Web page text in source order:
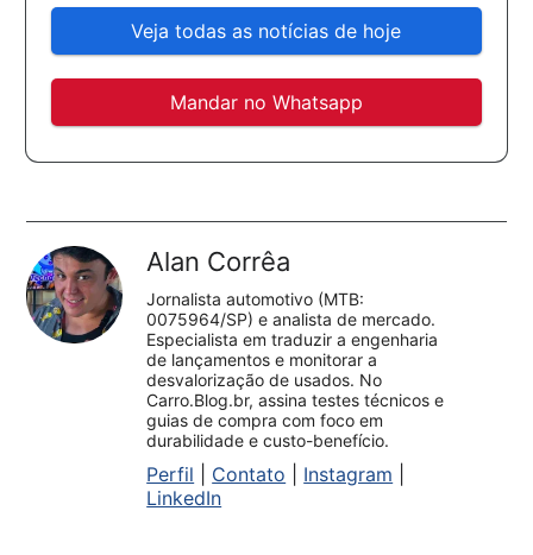
Veja todas as notícias de hoje
Mandar no Whatsapp
Alan Corrêa
Jornalista automotivo (MTB:
0075964/SP) e analista de mercado.
Especialista em traduzir a engenharia
de lançamentos e monitorar a
desvalorização de usados. No
Carro.Blog.br, assina testes técnicos e
guias de compra com foco em
durabilidade e custo-benefício.
Perfil Contato Instagram
LinkedIn